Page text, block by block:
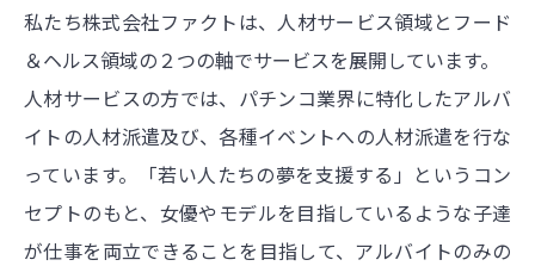
私たち株式会社ファクトは、人材サービス領域とフード
＆ヘルス領域の２つの軸でサービスを展開しています。
人材サービスの方では、パチンコ業界に特化したアルバ
イトの人材派遣及び、各種イベントへの人材派遣を行な
っています。「若い人たちの夢を支援する」というコン
セプトのもと、女優やモデルを目指しているような子達
が仕事を両立できることを目指して、アルバイトのみの